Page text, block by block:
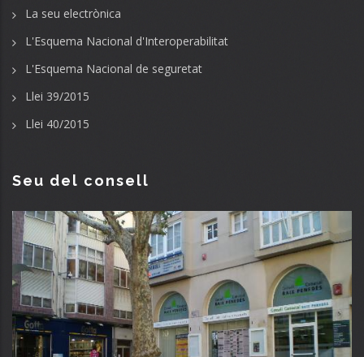
La seu electrònica
L'Esquema Nacional d'Interoperabilitat
L'Esquema Nacional de seguretat
Llei 39/2015
Llei 40/2015
Seu del consell